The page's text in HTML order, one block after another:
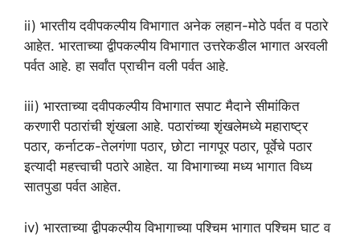
ii) भारतीय दवीपकल्पीय विभागात अनेक लहान-मोठे पर्वत व पठारे
आहेत. भारताच्या द्वीपकल्पीय विभागात उत्तरेकडील भागात अरवली
पर्वत आहे. हा सर्वांत प्राचीन वली पर्वत आहे.
iii) भारताच्या दवीपकल्पीय विभागात सपाट मैदाने सीमांकित
करणारी पठारांची शृंखला आहे. पठारांच्या शृंखलेमध्ये महाराष्ट्र
पठार, कर्नाटक-तेलगंणा पठार, छोटा नागपूर पठार, पूर्वेचे पठार
इत्यादी महत्त्वाची पठारे आहेत. या विभागाच्या मध्य भागात विध्य
सातपुडा पर्वत आहेत.
iv) भारताच्या द्वीपकल्पीय विभागाच्या पश्चिम भागात पश्चिम घाट व